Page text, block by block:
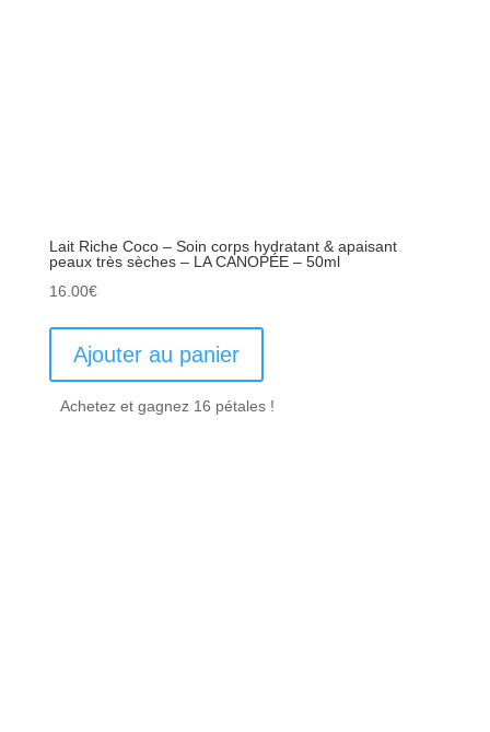
Lait Riche Coco – Soin corps hydratant & apaisant
peaux très sèches – LA CANOPÉE – 50ml
16.00€
Ajouter au panier
Achetez et gagnez 16 pétales !